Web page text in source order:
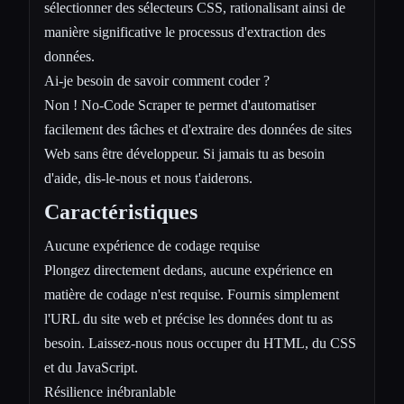
sélectionner des sélecteurs CSS, rationalisant ainsi de
manière significative le processus d'extraction des
données.
Ai-je besoin de savoir comment coder ?
Non ! No-Code Scraper te permet d'automatiser
facilement des tâches et d'extraire des données de sites
Web sans être développeur. Si jamais tu as besoin
d'aide, dis-le-nous et nous t'aiderons.
Caractéristiques
Aucune expérience de codage requise
Plongez directement dedans, aucune expérience en
matière de codage n'est requise. Fournis simplement
l'URL du site web et précise les données dont tu as
besoin. Laissez-nous nous occuper du HTML, du CSS
et du JavaScript.
Résilience inébranlable